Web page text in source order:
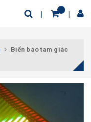
Biển báo tam giác